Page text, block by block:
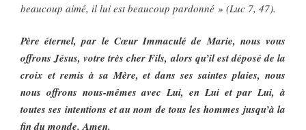
beaucoup aimé, il lui est beaucoup pardonné » (Luc 7, 47).
Père éternel, par le Cœur Immaculé de Marie, nous vous
offrons Jésus, votre très cher Fils, alors qu’il est déposé de la
croix et remis à sa Mère, et dans ses saintes plaies, nous
nous offrons nous-mêmes avec Lui, en Lui et par Lui, à
toutes ses intentions et au nom de tous les hommes jusqu’à la
fin du monde. Amen.